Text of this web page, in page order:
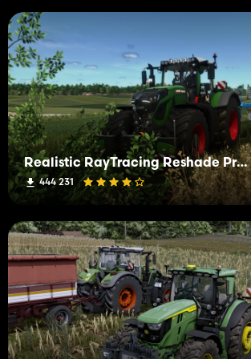
Realistic RayTracing Reshade Preset
444 231